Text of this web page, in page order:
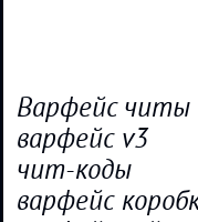
Варфейс читы
варфейс v3
чит-коды
варфейс